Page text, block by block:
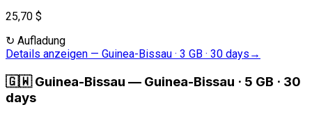
25,70 $
↻ Aufladung
Details anzeigen — Guinea-Bissau · 3 GB · 30 days →
🇬🇼 Guinea-Bissau — Guinea-Bissau · 5 GB · 30
days